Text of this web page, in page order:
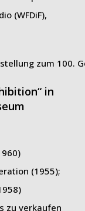
(WFDiF),
in
(1955);
zu verkaufen